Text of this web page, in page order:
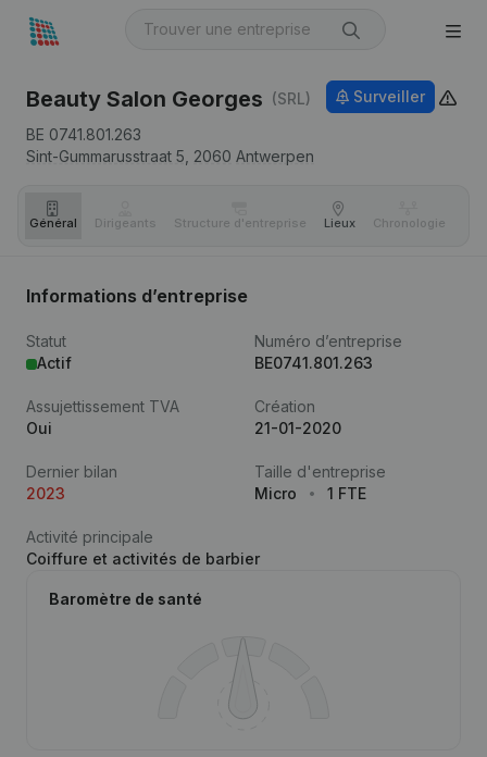
Beauty Salon Georges (SRL)
BE 0741.801.263
Sint-Gummarusstraat 5, 2060 Antwerpen
Surveiller
Général Dirigeants Structure d'entreprise Lieux Chronologie
Informations d’entreprise
Statut
Actif
Numéro d’entreprise
BE0741.801.263
Assujettissement TVA
Oui
Création
21-01-2020
Dernier bilan
2023
Taille d'entreprise
Micro
1 FTE
Activité principale
Coiffure et activités de barbier
Baromètre de santé